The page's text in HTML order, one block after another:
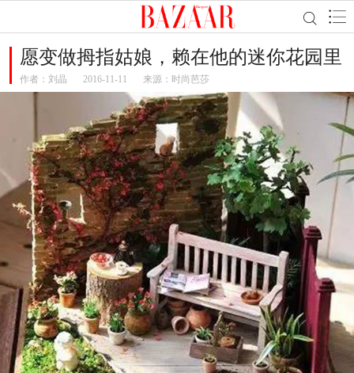
愿变做拇指姑娘，赖在他的迷你花园里
作者： 刘晶 2016-11-11 来源：时尚芭莎